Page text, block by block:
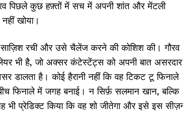
पिछले कुछ हफ़्तों में सच में अपनी शांत और मेंटली
खोया।
रची और उसे चैलेंज करने की कोशिश की। गौरव
भी है, जो अक्सर कंटेस्टेंट्स को अपनी बात असरदार
है। कोई हैरानी नहीं कि वह टिकट टू फिनाले
फिनाले में जगह बनाई। न सिर्फ़ सलमान खान, बल्कि
भी प्रेडिक्ट किया कि वह शो जीतेगा और इसे इस